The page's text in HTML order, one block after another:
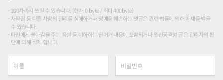
200자까지 쓰실 수 있습니다. (현재 0 byte / 최대 400byte)
저작권 등 다른 사람의 권리를 침해하거나 명예를 훼손하는 댓글은 관련 법률에 의해 제재를 받을
수 있습니다.
타인에게 불쾌감을 주는 욕설 등 비하하는 단어가 내용에 포함되거나 인신공격성 글은 관리자의 판
단에 의해 삭제 합니다.